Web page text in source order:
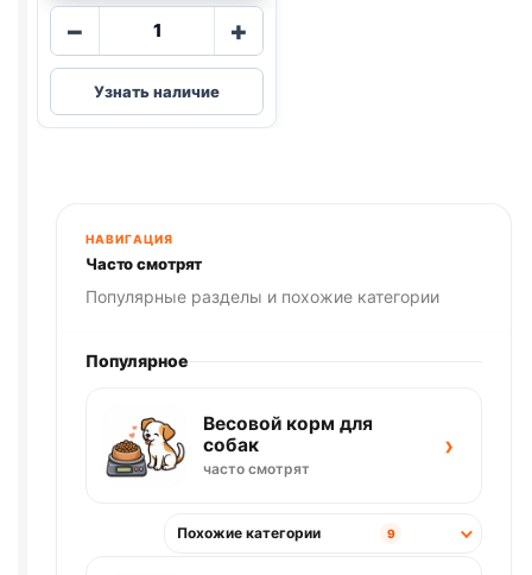
−
Количество
Blitz
Holistic
(КРЕВЕТКИ,
+
Узнать наличие
НАВИГАЦИЯ
Часто смотрят
Популярные разделы и похожие категории
Популярное
Весовой корм для
собак
часто смотрят
›
Похожие категории 9